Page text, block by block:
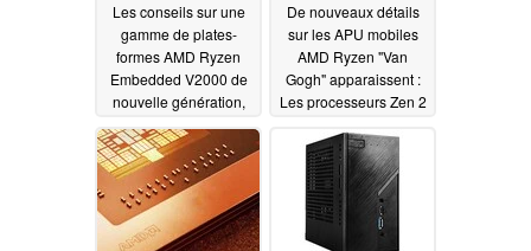
Les conseils sur une
gamme de plates-
formes AMD Ryzen
Embedded V2000 de
nouvelle génération,
avec des TDP allant de
10W à 54W08/24/2020
De nouveaux détails
sur les APU mobiles
AMD Ryzen "Van
Gogh" apparaissent :
Les processeurs Zen 2
RDNA2 sont réglés sur
une turbocompression
de 7,5 à 18 W pour les
ordinateurs portables
de faible puissance